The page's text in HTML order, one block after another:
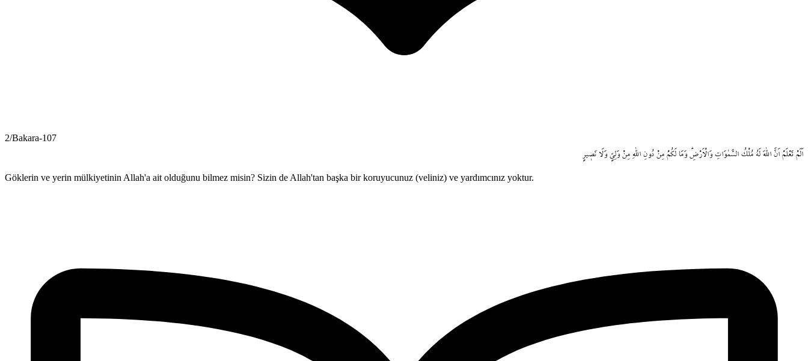
2/Bakara-107
اَلَمْ تَعْلَمْ اَنَّ اللّٰهَ لَهُ مُلْكُ السَّمٰوَاتِ وَالْاَرْضِۜ وَمَا لَكُمْ مِنْ دُونِ اللّٰهِ مِنْ وَلِيٍّ وَلَا نَص۪يرٍ
Göklerin ve yerin mülkiyetinin Allah'a ait olduğunu bilmez misin? Sizin de Allah'tan başka bir koruyucunuz (veliniz) ve yardımcınız yoktur.